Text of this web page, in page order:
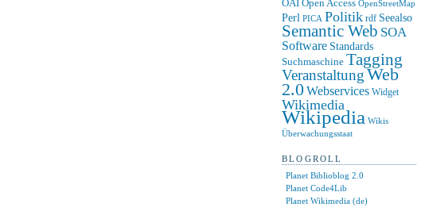
OAI Open Access OpenStreetMap
Perl PICA Politik rdf Seealso
Semantic Web SOA
Software Standards
Suchmaschine Tagging
VeranstaltungWeb
2.0Webservices Widget
Wikimedia
Wikipedia Wikis
Überwachungsstaat
BLOGROLL
Planet Biblioblog 2.0
Planet Code4Lib
Planet Wikimedia (de)